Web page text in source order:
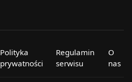
Polityka
prywatności
Regulamin
serwisu
O
nas